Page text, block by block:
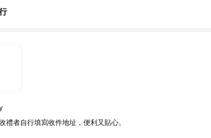
禮者自行填寫收件地址，便利又貼心。